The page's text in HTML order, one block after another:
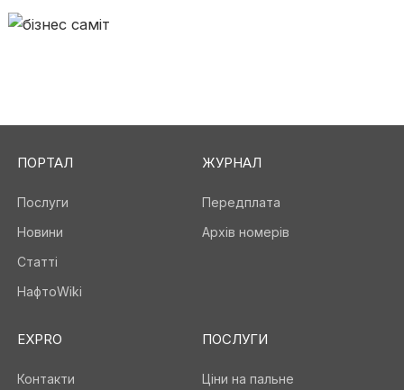
ПОРТАЛ
Послуги
Новини
Статті
НафтоWiki
ЖУРНАЛ
Передплата
Архів номерів
EXPRO
Контакти
ПОСЛУГИ
Ціни на пальне